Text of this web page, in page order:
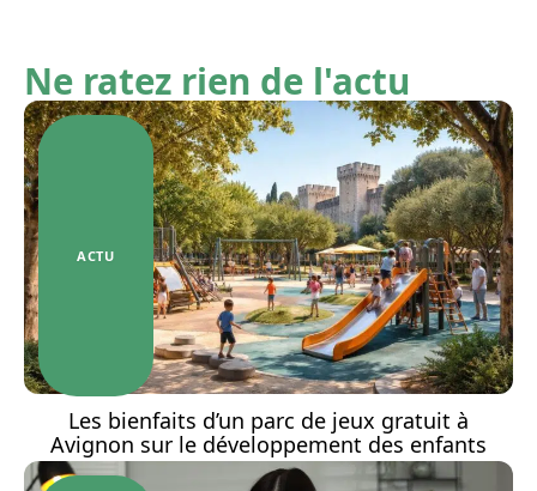
Ne ratez rien de l'actu
ACTU
Les bienfaits d’un parc de jeux gratuit à
Avignon sur le développement des enfants